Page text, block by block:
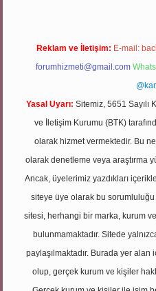
Reklam ve İletişim: E-mail:
forumhizmeti@gmail.com
Yasal Uyarı: Sitemiz, 5651 Sayılı
ve İletişim Kurumu (BTK)
olarak hizmet vermektedir. Bu
olarak denetleme veya araştırma
Ancak, üyelerimiz yazdıkları
siteye üye olarak bu sorumluluğu
sitesi, herhangi bir marka, kurum
bulunmamaktadır. Sitede
paylaşılmaktadır. Burada yer
olup, gerçek kurum ve kişiler